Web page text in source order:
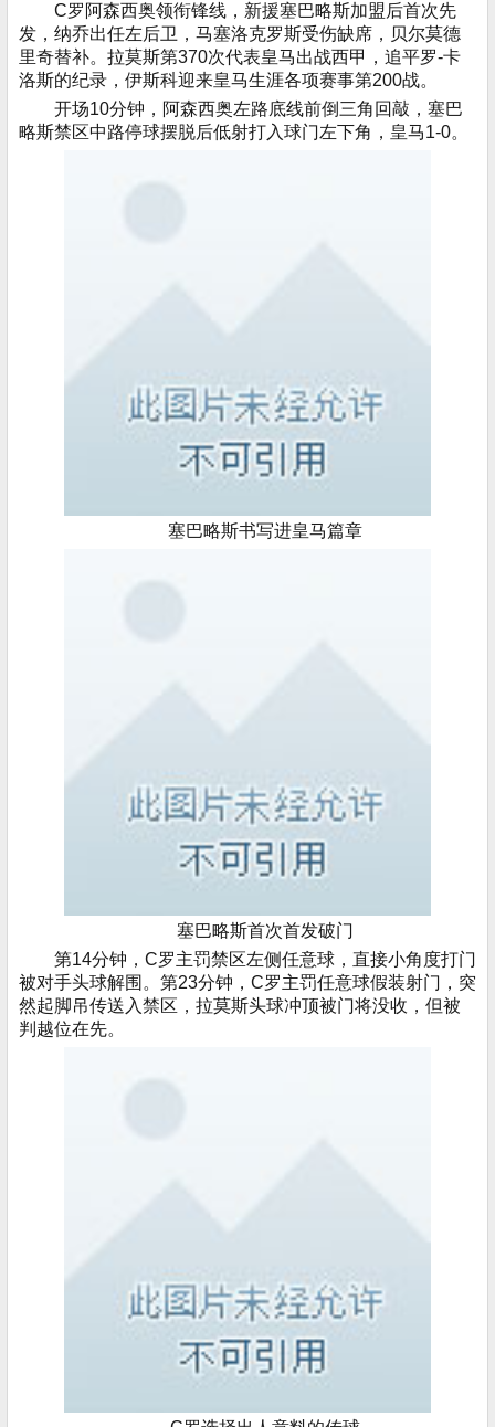
C罗阿森西奥领衔锋线，新援塞巴略斯加盟后首次先
发，纳乔出任左后卫，马塞洛克罗斯受伤缺席，贝尔莫德
里奇替补。拉莫斯第370次代表皇马出战西甲，追平罗-卡
洛斯的纪录，伊斯科迎来皇马生涯各项赛事第200战。
开场10分钟，阿森西奥左路底线前倒三角回敲，塞巴
略斯禁区中路停球摆脱后低射打入球门左下角，皇马1-0。
塞巴略斯书写进皇马篇章
塞巴略斯首次首发破门
第14分钟，C罗主罚禁区左侧任意球，直接小角度打门
被对手头球解围。第23分钟，C罗主罚任意球假装射门，突
然起脚吊传送入禁区，拉莫斯头球冲顶被门将没收，但被
判越位在先。